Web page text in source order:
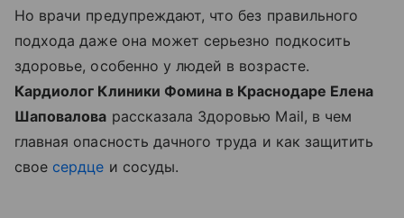
Но врачи предупреждают, что без правильного
подхода даже она может серьезно подкосить
здоровье, особенно у людей в возрасте.
Кардиолог Клиники Фомина в Краснодаре Елена
Шаповалова рассказала Здоровью Mail, в чем
главная опасность дачного труда и как защитить
свое сердце и сосуды.